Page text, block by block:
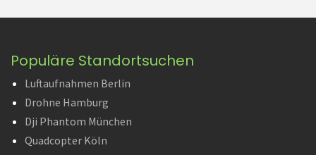
Populäre Standortsuchen
Luftaufnahmen Berlin
Drohne Hamburg
Dji Phantom München
Quadcopter Köln